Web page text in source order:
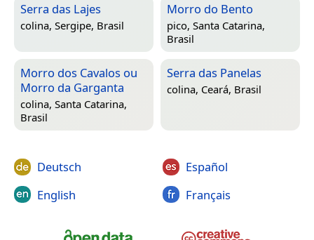
Serra das Lajes
colina, Sergipe, Brasil
Morro do Bento
pico, Santa Catarina,
Brasil
Morro dos Cavalos ou
Morro da Garganta
colina, Santa Catarina,
Brasil
Serra das Panelas
colina, Ceará, Brasil
Deutsch
English
Español
Français